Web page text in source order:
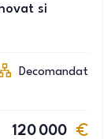
si
Decomandat
120 000